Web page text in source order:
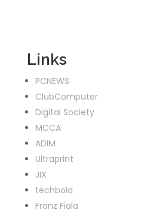
Links
PCNEWS
ClubComputer
Digital Society
MCCA
ADIM
Ultraprint
JIX
techbold
Franz Fiala